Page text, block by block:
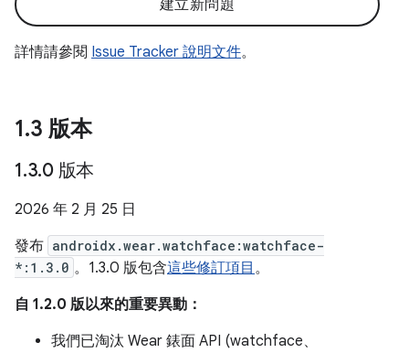
建立新問題
詳情請參閱 Issue Tracker 說明文件。
1.3 版本
1.3.0 版本
2026 年 2 月 25 日
發布 androidx.wear.watchface:watchface-
*:1.3.0 。1.3.0 版包含這些修訂項目 。
自 1.2.0 版以來的重要異動：
我們已淘汰 Wear 錶面 API (watchface、